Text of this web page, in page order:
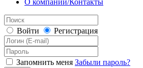
О компании/Контакты
Войти Регистрация
Запомнить меня Забыли пароль?